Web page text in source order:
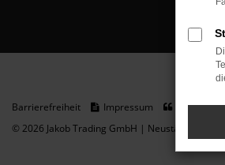
Barrierefreiheit Impressum
© 2026 Jakob Trading GmbH | Neustädter